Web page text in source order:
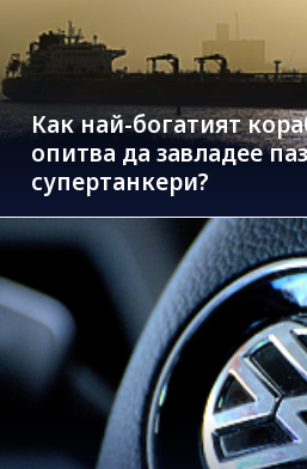
Как най-богатият
опитва да завладее
супертанкери?